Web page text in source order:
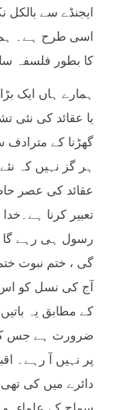
ایجنڈے سے بالکل
اسی طرح ہے۔
کا بطور فلسفہ
ہمارے ہاں ایک
یا عقائد کی نئی
گھڑنا کے
ہر گز نہیں کہ نئے
عقائد کی عصر
تعبیر کرنا
رسول ہی رہے گا
گی ، ختم نبوت
آج کی نسل کو
کے مطابق یہ
ضرورت ہے جس
پر نہیں آ رہے۔
دائرے میں کی